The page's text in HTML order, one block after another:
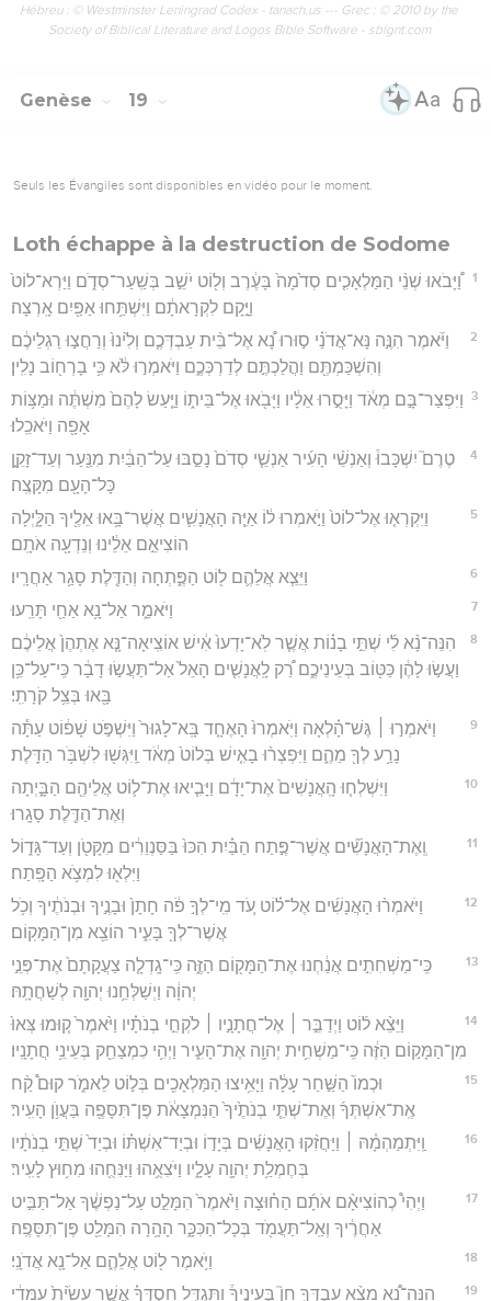
Hébreu : © Westminster Leningrad Codex - tanach.us --- Grec : © 2010 by the
Society of Biblical Literature and Logos Bible Software - sblgnt.com
Genèse 19
Seuls les Évangiles sont disponibles en vidéo pour le moment.
Loth échappe à la destruction de Sodome
1
וַ֠יָּבֹאוּ שְׁנֵ֨י הַמַּלְאָכִ֤ים סְדֹ֙מָה֙ בָּעֶ֔רֶב וְל֖וֹט יֹשֵׁ֣ב בְּשַֽׁעַר־סְדֹ֑ם וַיַּרְא־לוֹט֙
וַיָּ֣קָם לִקְרָאתָ֔ם וַיִּשְׁתַּ֥חוּ אַפַּ֖יִם אָֽרְצָה׃
2
וַיֹּ֜אמֶר הִנֶּ֣ה נָּא־אֲדֹנַ֗י ס֣וּרוּ נָ֠א אֶל־בֵּ֨ית עַבְדְּכֶ֤ם וְלִ֙ינוּ֙ וְרַחֲצ֣וּ רַגְלֵיכֶ֔ם
וְהִשְׁכַּמְתֶּ֖ם וַהֲלַכְתֶּ֣ם לְדַרְכְּכֶ֑ם וַיֹּאמְר֣וּ לֹּ֔א כִּ֥י בָרְח֖וֹב נָלִֽין׃
3
וַיִּפְצַר־בָּ֣ם מְאֹ֔ד וַיָּסֻ֣רוּ אֵלָ֔יו וַיָּבֹ֖אוּ אֶל־בֵּית֑וֹ וַיַּ֤עַשׂ לָהֶם֙ מִשְׁתֶּ֔ה וּמַצּ֥וֹת
אָפָ֖ה וַיֹּאכֵֽלוּ׃
4
טֶרֶם֮ יִשְׁכָּבוּ֒ וְאַנְשֵׁ֨י הָעִ֜יר אַנְשֵׁ֤י סְדֹם֙ נָסַ֣בּוּ עַל־הַבַּ֔יִת מִנַּ֖עַר וְעַד־זָקֵ֑ן
כָּל־הָעָ֖ם מִקָּצֶֽה׃
5
וַיִּקְרְא֤וּ אֶל־לוֹט֙ וַיֹּ֣אמְרוּ ל֔וֹ אַיֵּ֧ה הָאֲנָשִׁ֛ים אֲשֶׁר־בָּ֥אוּ אֵלֶ֖יךָ הַלָּ֑יְלָה
הוֹצִיאֵ֣ם אֵלֵ֔ינוּ וְנֵדְעָ֖ה אֹתָֽם׃
6 וַיֵּצֵ֧א אֲלֵהֶ֛ם ל֖וֹט הַפֶּ֑תְחָה וְהַדֶּ֖לֶת סָגַ֥ר אַחֲרָֽיו׃
7 וַיֹּאמַ֑ר אַל־נָ֥א אַחַ֖י תָּרֵֽעוּ׃
8
הִנֵּה־נָ֨א לִ֜י שְׁתֵּ֣י בָנ֗וֹת אֲשֶׁ֤ר לֹֽא־יָדְעוּ֙ אִ֔ישׁ אוֹצִֽיאָה־נָּ֤א אֶתְהֶן֙ אֲלֵיכֶ֔ם
וַעֲשׂ֣וּ לָהֶ֔ן כַּטּ֖וֹב בְּעֵינֵיכֶ֑ם רַ֠ק לָֽאֲנָשִׁ֤ים הָאֵל֙ אַל־תַּעֲשׂ֣וּ דָבָ֔ר כִּֽי־עַל־כֵּ֥ן
בָּ֖אוּ בְּצֵ֥ל קֹרָתִֽי׃
9
וַיֹּאמְר֣וּ ׀ גֶּשׁ־הָ֗לְאָה וַיֹּֽאמְרוּ֙ הָאֶחָ֤ד בָּֽא־לָגוּר֙ וַיִּשְׁפֹּ֣ט שָׁפ֔וֹט עַתָּ֕ה
נָרַ֥ע לְךָ֖ מֵהֶ֑ם וַיִּפְצְר֨וּ בָאִ֤ישׁ בְּלוֹט֙ מְאֹ֔ד וַֽיִּגְּשׁ֖וּ לִשְׁבֹּ֥ר הַדָּֽלֶת׃
10
וַיִּשְׁלְח֤וּ הָֽאֲנָשִׁים֙ אֶת־יָדָ֔ם וַיָּבִ֧יאוּ אֶת־ל֛וֹט אֲלֵיהֶ֖ם הַבָּ֑יְתָה
וְאֶת־הַדֶּ֖לֶת סָגָֽרוּ׃
11
וְֽאֶת־הָאֲנָשִׁ֞ים אֲשֶׁר־פֶּ֣תַח הַבַּ֗יִת הִכּוּ֙ בַּסַּנְוֵרִ֔ים מִקָּטֹ֖ן וְעַד־גָּד֑וֹל
וַיִּלְא֖וּ לִמְצֹ֥א הַפָּֽתַח׃
12
וַיֹּאמְר֨וּ הָאֲנָשִׁ֜ים אֶל־ל֗וֹט עֹ֚ד מִֽי־לְךָ֣ פֹ֔ה חָתָן֙ וּבָנֶ֣יךָ וּבְנֹתֶ֔יךָ וְכֹ֥ל
אֲשֶׁר־לְךָ֖ בָּעִ֑יר הוֹצֵ֖א מִן־הַמָּקֽוֹם׃
13
כִּֽי־מַשְׁחִתִ֣ים אֲנַ֔חְנוּ אֶת־הַמָּק֖וֹם הַזֶּ֑ה כִּֽי־גָֽדְלָ֤ה צַעֲקָתָם֙ אֶת־פְּנֵ֣י
יְהוָ֔ה וַיְשַׁלְּחֵ֥נוּ יְהוָ֖ה לְשַׁחֲתָֽהּ׃
14
וַיֵּצֵ֨א ל֜וֹט וַיְדַבֵּ֣ר ׀ אֶל־חֲתָנָ֣יו ׀ לֹקְחֵ֣י בְנֹתָ֗יו וַיֹּ֙אמֶר֙ ק֤וּמוּ צְּאוּ֙
מִן־הַמָּק֣וֹם הַזֶּ֔ה כִּֽי־מַשְׁחִ֥ית יְהוָ֖ה אֶת־הָעִ֑יר וַיְהִ֥י כִמְצַחֵ֖ק בְּעֵינֵ֥י חֲתָנָֽיו׃
15
וּכְמוֹ֙ הַשַּׁ֣חַר עָלָ֔ה וַיָּאִ֥יצוּ הַמַּלְאָכִ֖ים בְּל֣וֹט לֵאמֹ֑ר קוּם֩ קַ֨ח
אֶֽת־אִשְׁתְּךָ֜ וְאֶת־שְׁתֵּ֤י בְנֹתֶ֙יךָ֙ הַנִּמְצָאֹ֔ת פֶּן־תִּסָּפֶ֖ה בַּעֲוֺ֥ן הָעִֽיר׃
16
וַֽיִּתְמַהְמָ֓הּ ׀ וַיַּחֲזִ֨קוּ הָאֲנָשִׁ֜ים בְּיָד֣וֹ וּבְיַד־אִשְׁתּ֗וֹ וּבְיַד֙ שְׁתֵּ֣י בְנֹתָ֔יו
בְּחֶמְלַ֥ת יְהוָ֖ה עָלָ֑יו וַיֹּצִאֻ֥הוּ וַיַּנִּחֻ֖הוּ מִח֥וּץ לָעִֽיר׃
17
וַיְהִי֩ כְהוֹצִיאָ֨ם אֹתָ֜ם הַח֗וּצָה וַיֹּ֙אמֶר֙ הִמָּלֵ֣ט עַל־נַפְשֶׁ֔ךָ אַל־תַּבִּ֣יט
אַחֲרֶ֔יךָ וְאַֽל־תַּעֲמֹ֖ד בְּכָל־הַכִּכָּ֑ר הָהָ֥רָה הִמָּלֵ֖ט פֶּן־תִּסָּפֶֽה׃
18 וַיֹּ֥אמֶר ל֖וֹט אֲלֵהֶ֑ם אַל־נָ֖א אֲדֹנָֽי׃
19
הִנֵּה־נָ֠א מָצָ֨א עַבְדְּךָ֣ חֵן֮ בְּעֵינֶיךָ֒ וַתַּגְדֵּ֣ל חַסְדְּךָ֗ אֲשֶׁ֤ר עָשִׂ֙יתָ֙ עִמָּדִ֔י